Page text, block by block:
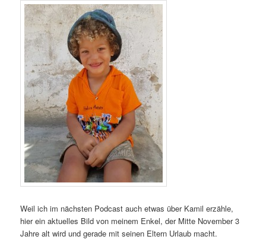
Weil ich im nächsten Podcast auch etwas über Kamil erzähle,
hier ein aktuelles Bild von meinem Enkel, der Mitte November 3
Jahre alt wird und gerade mit seinen Eltern Urlaub macht.